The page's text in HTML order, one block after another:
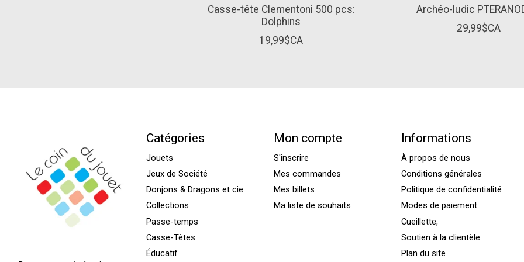
Casse-tête Clementoni 500 pcs:
Dolphins
19,99$CA
Archéo-ludic
29,99$CA
Catégories
Jouets
Jeux de Société
Donjons & Dragons et cie
Collections
Passe-temps
Casse-Têtes
Éducatif
Mon compte
S'inscrire
Mes commandes
Mes billets
Ma liste de souhaits
Informations
À propos de nous
Conditions générales
Politique de confidentialité
Modes de paiement
Cueillette,
Soutien à la clientèle
Plan du site